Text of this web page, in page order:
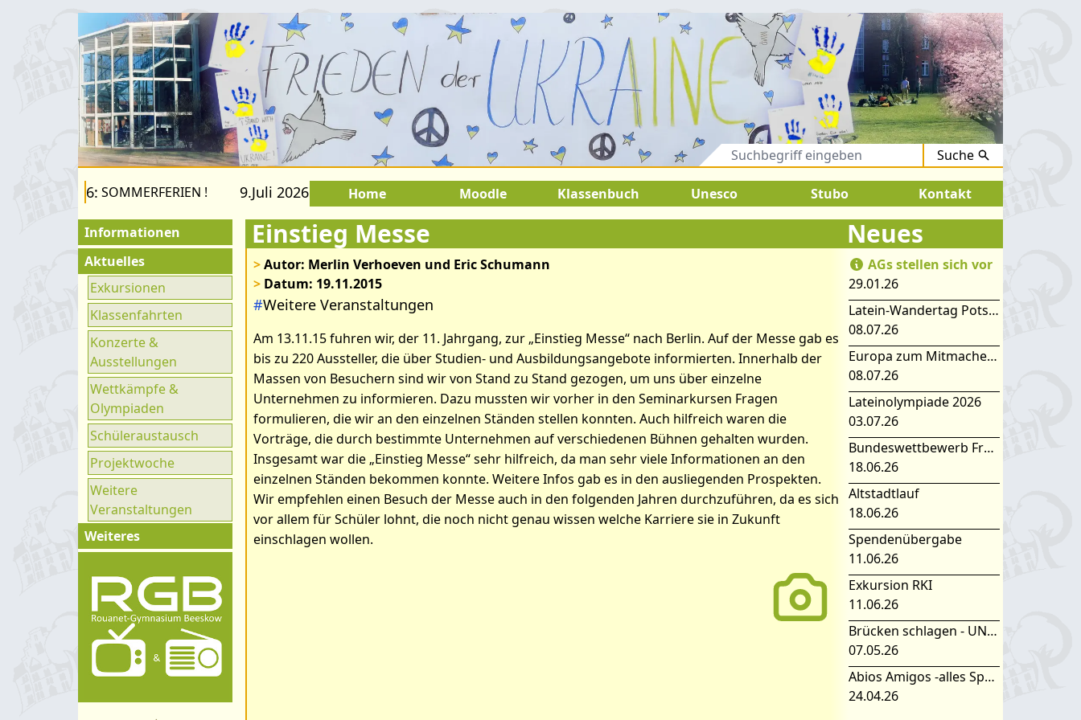
Suche
SOMMERFERIEN ! 9.Juli 2026 bis 22.August 2026: SOMMERFERIEN ! 9.Juli 2026 bis 22.August 2026: SOMMERFERIEN !
Home Moodle Klassenbuch Unesco Stubo Kontakt
Informationen
Für Besucher
Schulfamilie
Förderverein
Fachräume
Ganztag
UNESCO
Klimaparlament
Aktuelles
Exkursionen
Klassenfahrten
Konzerte &
Ausstellungen
Wettkämpfe &
Olympiaden
Schüleraustausch
Projektwoche
Weitere
Veranstaltungen
Weiteres
Kontakt
Organigramm
Schulprogramm
Hygienekonzept
Einstieg Messe
>Autor: Merlin Verhoeven und Eric Schumann
>Datum: 19.11.2015
#Weitere Veranstaltungen
Am 13.11.15 fuhren wir, der 11. Jahrgang, zur „Einstieg Messe“ nach Berlin. Auf der Messe gab es
bis zu 220 Aussteller, die über Studien- und Ausbildungsangebote informierten. Innerhalb der
Massen von Besuchern sind wir von Stand zu Stand gezogen, um uns über einzelne
Unternehmen zu informieren. Dazu mussten wir vorher in den Seminarkursen Fragen
formulieren, die wir an den einzelnen Ständen stellen konnten. Auch hilfreich waren die
Vorträge, die durch bestimmte Unternehmen auf verschiedenen Bühnen gehalten wurden.
Insgesamt war die „Einstieg Messe“ sehr hilfreich, da man sehr viele Informationen an den
einzelnen Ständen bekommen konnte. Weitere Infos gab es in den ausliegenden Prospekten.
Wir empfehlen einen Besuch der Messe auch in den folgenden Jahren durchzuführen, da es sich
vor allem für Schüler lohnt, die noch nicht genau wissen welche Karriere sie in Zukunft
einschlagen wollen.
Bilder zum Artikel: Einstieg Messe
Neues
AGs stellen sich vor
29.01.26
Latein-Wandertag Potsdam
08.07.26
Europa zum Mitmachen – SIMEP 2026 in Stubice
08.07.26
Lateinolympiade 2026
03.07.26
Bundeswettbewerb Fremdsprachen
18.06.26
Altstadtlauf
18.06.26
Spendenübergabe
11.06.26
Exkursion RKI
11.06.26
Brücken schlagen - UNESCO Projekttag 2026
07.05.26
Abios Amigos -alles Spanisch oder was
24.04.26